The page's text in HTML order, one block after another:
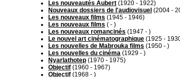
Les nouveautés Aubert (1920 - 1922)
Nouveaux dossiers de l'audiovisuel (2004 -
Les nouveaux films (1945 - 1946)
Les nouveaux films ( - )
Les nouveaux romancinés (1947 - )
Le nouvel art cinématographique (1925 -
Les nouvelles de Mabrouka films (1950 - )
Les nouvelles du cinéma (1929 - )
Nyarlathotep (1970 - 1975)
Objectif (1960 - 1967)
Objectif (1968 - )